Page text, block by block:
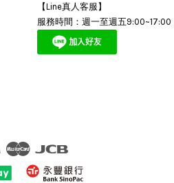
【Line真人客服】
服務時間：週一至週五9:00~17:00
Visa Master